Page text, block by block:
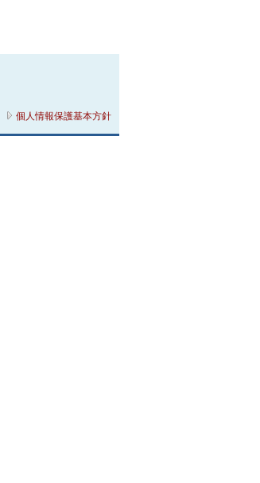
個人情報保護基本方針